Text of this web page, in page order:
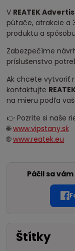
V REATEK
pútače, atrakcie a
produktu a
Zabezpečíme
príslušenstvo
Ak chcete vytvoriť
kontaktujte
na mieru podľa
👉 Pozrite si naše
🌐www.vipstany.sk
🌐www.reatek.eu
Páčil sa
Štítky